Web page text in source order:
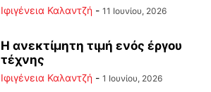
Ιφιγένεια Καλαντζή - 11 Ιουνίου, 2026
Η ανεκτίμητη τιμή ενός έργου
τέχνης
Ιφιγένεια Καλαντζή - 1 Ιουνίου, 2026